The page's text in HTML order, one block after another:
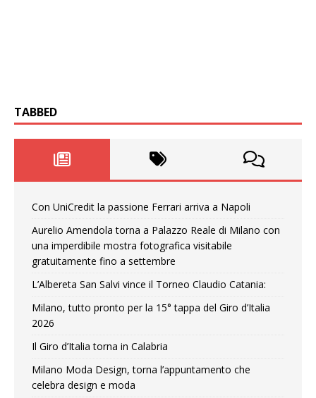
TABBED
Con UniCredit la passione Ferrari arriva a Napoli
Aurelio Amendola torna a Palazzo Reale di Milano con
una imperdibile mostra fotografica visitabile
gratuitamente fino a settembre
L’Albereta San Salvi vince il Torneo Claudio Catania:
Milano, tutto pronto per la 15° tappa del Giro d’Italia
2026
Il Giro d’Italia torna in Calabria
Milano Moda Design, torna l’appuntamento che
celebra design e moda